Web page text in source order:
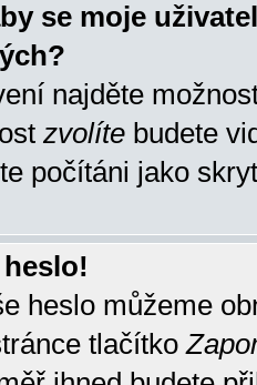
se moje
najděte
zvolíte budete
počítáni jako
heslo můžeme
tlačítko